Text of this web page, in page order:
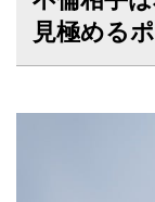
見極める